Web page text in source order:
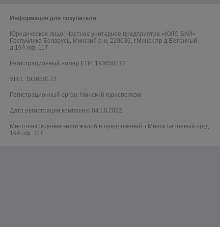
Информация для покупателя
Юридическое лицо: Частное унитарное предприятие «ЮЛС БАЙ»
Республика Беларусь, Минский р-н, 220036, г.Минск пр-д Бетонный
д.19А оф. 117
Регистрационный номер ЕГР: 193650172
УНП: 193650172
Регистрационный орган: Минский горисполком
Дата регистрации компании: 04.10.2022
Местонахождение книги жалоб и предложений: г.Минск Бетонный пр-д
19А оф. 117